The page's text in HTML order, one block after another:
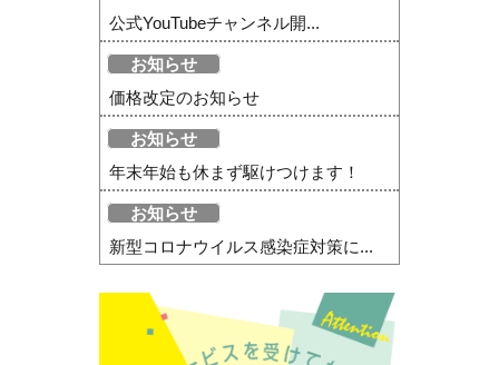
公式YouTubeチャンネル開...
お知らせ
価格改定のお知らせ
お知らせ
年末年始も休まず駆けつけます！
お知らせ
新型コロナウイルス感染症対策に...